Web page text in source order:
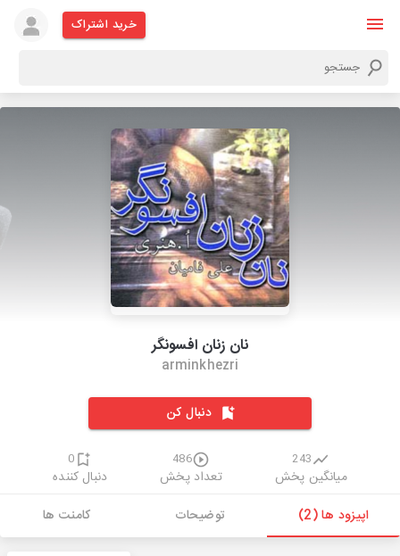
خرید اشتراک
نان زنان افسونگر
arminkhezri
دنبال کن
243
میانگین پخش
486
تعداد پخش
0
دنبال کننده
اپیزود ها (2)
توضیحات کامنت ها